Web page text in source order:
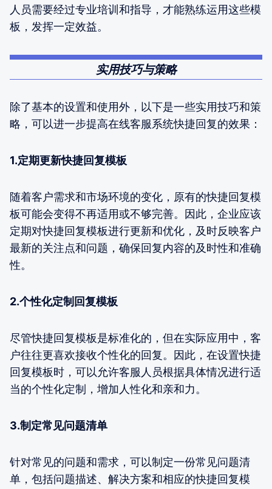
人员需要经过专业培训和指导，才能熟练运用这些模
板，发挥一定效益。
实用技巧与策略
除了基本的设置和使用外，以下是一些实用技巧和策
略，可以进一步提高在线客服系统快捷回复的效果：
1.定期更新快捷回复模板
随着客户需求和市场环境的变化，原有的快捷回复模
板可能会变得不再适用或不够完善。因此，企业应该
定期对快捷回复模板进行更新和优化，及时反映客户
最新的关注点和问题，确保回复内容的及时性和准确
性。
2.个性化定制回复模板
尽管快捷回复模板是标准化的，但在实际应用中，客
户往往更喜欢接收个性化的回复。因此，在设置快捷
回复模板时，可以允许客服人员根据具体情况进行适
当的个性化定制，增加人性化和亲和力。
3.制定常见问题清单
针对常见的问题和需求，可以制定一份常见问题清
单，包括问题描述、解决方案和相应的快捷回复模